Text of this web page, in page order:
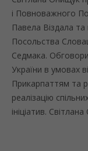
і Повноважного
Павела Віздала
Посольства
Седмака.
України в умовах
Прикарпаттям та
реалізацію
ініціатив.